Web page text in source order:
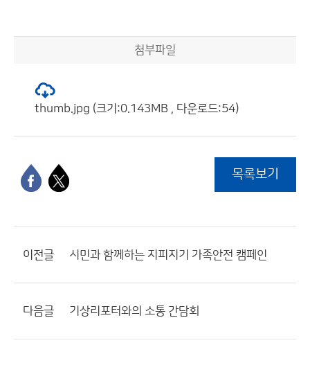
첨부파일
thumb.jpg (크기:0.143MB , 다운로드:54)
목록보기
이전글 시민과 함께하는 지피지기 가족안전 캠페인
다음글 기상리포터와의 소통 간담회